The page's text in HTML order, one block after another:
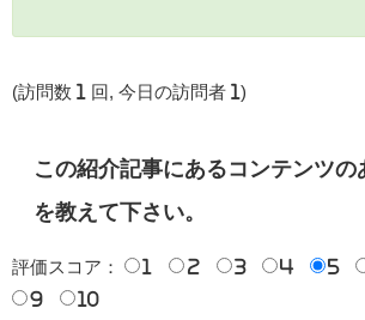
(訪問数 1 回, 今日の訪問者 1)
この紹介記事にあるコンテンツの
を教えて下さい。
評価スコア： 1 2 3 4 5
9
10